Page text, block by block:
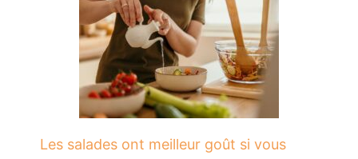
Les salades ont meilleur goût si vous